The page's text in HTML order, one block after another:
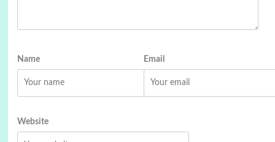
Name Email
Website